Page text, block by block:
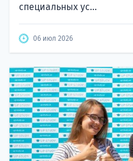
специальных ус...
06 июл 2026